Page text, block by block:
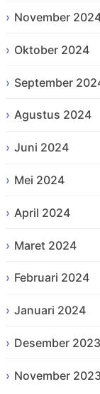
November
Oktober 2024
September
Agustus 2024
Juni 2024
Mei 2024
April 2024
Maret 2024
Februari 2024
Januari 2024
Desember 2023
November